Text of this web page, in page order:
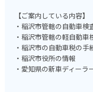
【ご案内している内容】
・稲沢市管轄の自動車検
・稲沢市管轄の軽自動車
・稲沢市の自動車税の手
・稲沢市役所の情報
・愛知県の新車ディーラ